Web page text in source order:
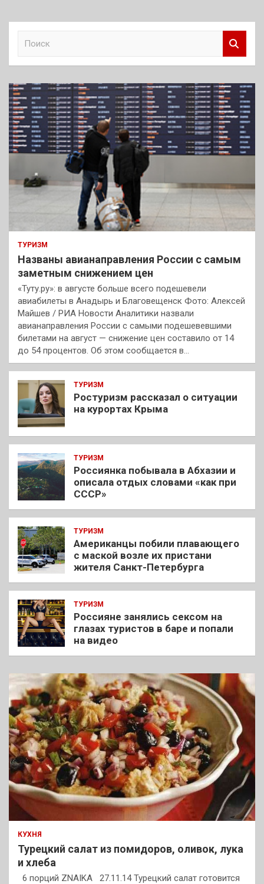
к
ТУРИЗМ
Названы авианаправления России с самым
заметным снижением цен
«Туту.ру»: в августе больше всего подешевели
авиабилеты в Анадырь и Благовещенск Фото: Алексей
Майшев / РИА Новости Аналитики назвали
авианаправления России с самыми подешевевшими
билетами на август — снижение цен составило от 14
до 54 процентов. Об этом сообщается в…
ТУРИЗМ
Ростуризм рассказал о ситуации
на курортах Крыма
ТУРИЗМ
Россиянка побывала в Абхазии и
описала отдых словами «как при
СССР»
ТУРИЗМ
Американцы побили плавающего
с маской возле их пристани
жителя Санкт-Петербурга
ТУРИЗМ
Россияне занялись сексом на
глазах туристов в баре и попали
на видео
КУХНЯ
Турецкий салат из помидоров, оливок, лука
и хлеба
6 порций ZNAIKA 27.11.14 Турецкий салат готовится